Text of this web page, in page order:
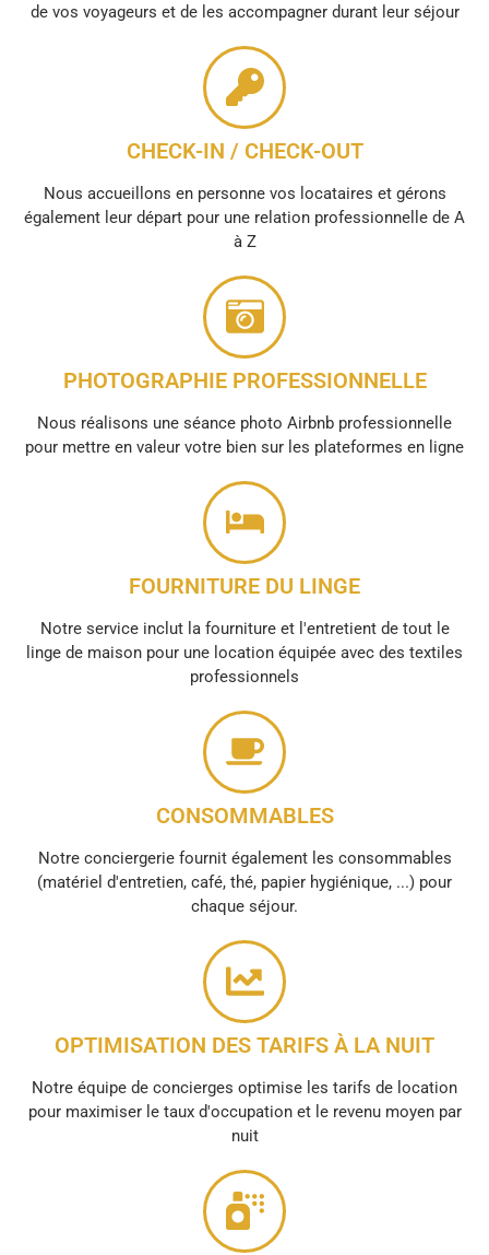
de vos voyageurs et de les accompagner durant leur séjour
CHECK-IN / CHECK-OUT
Nous accueillons en personne vos locataires et gérons
également leur départ pour une relation professionnelle de A
à Z
PHOTOGRAPHIE PROFESSIONNELLE
Nous réalisons une séance photo Airbnb professionnelle
pour mettre en valeur votre bien sur les plateformes en ligne
FOURNITURE DU LINGE
Notre service inclut la fourniture et l'entretient de tout le
linge de maison pour une location équipée avec des textiles
professionnels
CONSOMMABLES
Notre conciergerie fournit également les consommables
(matériel d'entretien, café, thé, papier hygiénique, ...) pour
chaque séjour.
OPTIMISATION DES TARIFS À LA NUIT
Notre équipe de concierges optimise les tarifs de location
pour maximiser le taux d'occupation et le revenu moyen par
nuit